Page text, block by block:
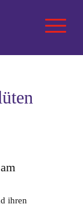
ihren